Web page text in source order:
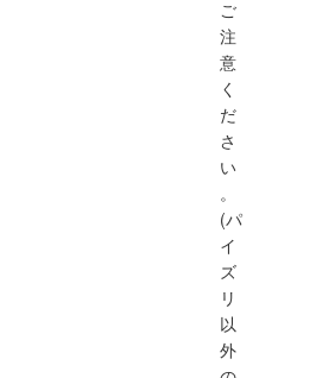
ご
注
意
く
だ
さ
い
。
(パ
イ
ズ
リ
以
外